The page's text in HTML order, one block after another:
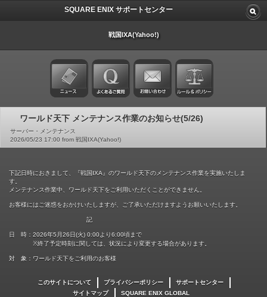
SQUARE ENIX サポートセンター
戦国IXA(Yahoo!)
ワールド天下 メンテナンス作業のお知らせ(5/26)
サーバー・メンテナンス
2026/05/23 17:00 from 戦国IXA(Yahoo!)
下記日時におきまして、『戦国IXA』のワールド天下のメンテナンス作業を実施いたしま
す。
メンテナンス作業中、ワールド天下をご利用いただくことができません。
お客様にはご迷惑をおかけいたしますが、ご了承いただけますようお願いいたします。
記
日 時：2026年5月26日(火) 0:00より6:00頃まで
※終了予定時刻に関しては、状況により変更する場合があります。
対 象：ワールド天下をご利用のお客様
このサイトについて プライバシーポリシー
サポートセンター
サイトマップ
SQUARE ENIX GLOBAL